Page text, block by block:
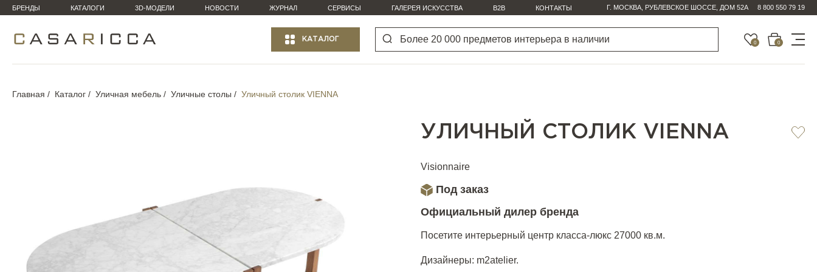
БРЕНДЫ КАТАЛОГИ 3D-МОДЕЛИ НОВОСТИ ЖУРНАЛ СЕРВИСЫ ГАЛЕРЕЯ ИСКУССТВА B2B КОНТАКТЫ Г. МОСКВА, РУБЛЕВСКОЕ ШОССЕ, ДОМ 52А 8 800 550 79 19
КАТАЛОГ 0 0
Главная Каталог Уличная мебель Уличные столы Уличный столик VIENNA
УЛИЧНЫЙ СТОЛИК VIENNA
Visionnaire
Под заказ
Официальный дилер бренда
Посетите интерьерный центр класса-люкс 27000 кв.м.
Дизайнеры: m2atelier.